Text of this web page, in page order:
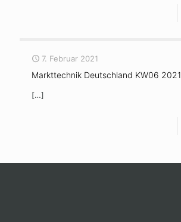
7. Februar 2021
Markttechnik Deutschland KW06 2021
[…]